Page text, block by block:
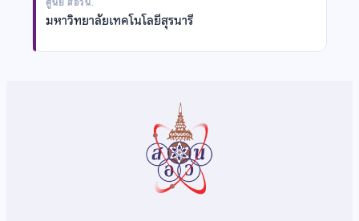
มหาวิทยาลัยเทคโนโลยีสุรนารี